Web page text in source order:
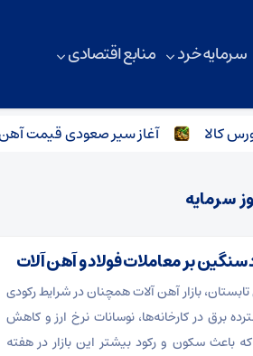
سرمایه خرد منابع اقتصادی
آغاز سیر صعودی قیمت آهن آلات
سرمایه
سنگین بر معاملات فولاد و آهن آلات
بازار آهن آلات همچنان در شرایط رکودی
برق در کارخانه‌ها، نوسانات نرخ ارز و کاهش
باعث سکون و رکود بیشتر این بازار در هفته